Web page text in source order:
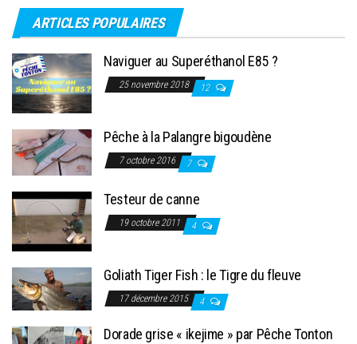
ARTICLES POPULAIRES
Naviguer au Superéthanol E85 ?
25 novembre 2018 12
Pêche à la Palangre bigoudène
7 octobre 2016 7
Testeur de canne
19 octobre 2011 4
Goliath Tiger Fish : le Tigre du fleuve
17 décembre 2015 4
Dorade grise « ikejime » par Pêche Tonton